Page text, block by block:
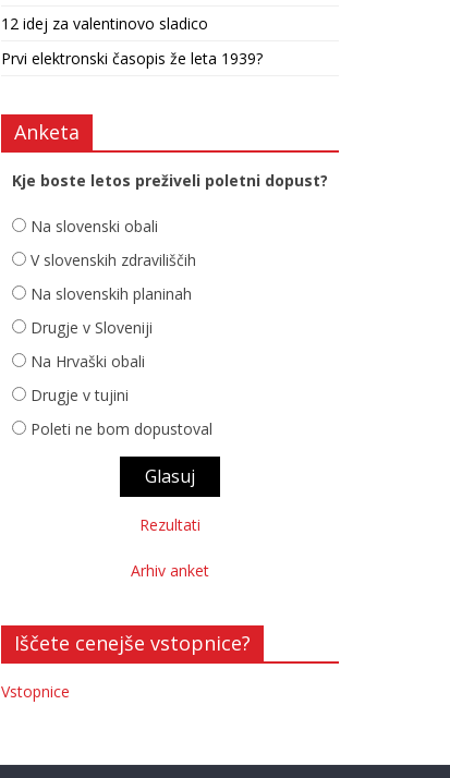
12 idej za valentinovo sladico
Prvi elektronski časopis že leta 1939?
Anketa
Kje boste letos preživeli poletni dopust?
Na slovenski obali
V slovenskih zdraviliščih
Na slovenskih planinah
Drugje v Sloveniji
Na Hrvaški obali
Drugje v tujini
Poleti ne bom dopustoval
Rezultati
Arhiv anket
Iščete cenejše vstopnice?
Vstopnice